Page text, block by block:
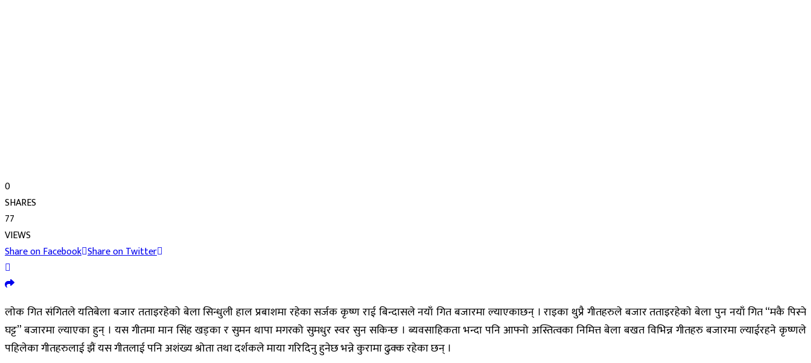
0
SHARES
77
VIEWS
Share on Facebook Share on Twitter
लाेक गित संगितले यतिबेला बजार तताइरहेकाे बेला सिन्धुली हाल प्रबाशमा रहेका सर्जक कृष्ण राई बिन्दासले नयाँ गित बजारमा ल्याएकाछन् । राइका थुप्रै गीतहरुले बजार तताइरहेकाे बेला पुन नयाँ गित “मकै पिस्ने
घट्ट” बजारमा ल्याएका हुन् । यस गीतमा मान सिंह खड्का र सुमन थापा मगरको सुमधुर स्वर सुन सकिन्छ । ब्यवसाहिकता भन्दा पनि आफ्नो अस्तित्वका निमित्त बेला बखत विभिन्न गीतहरु बजारमा ल्याईरहने कृष्णले
पहिलेका गीतहरुलाई झैं यस गीतलाई पनि अशंख्य श्रोता तथा दर्शकले माया गरिदिनु हुनेछ भन्ने कुरामा ढुक्क रहेका छन् ।